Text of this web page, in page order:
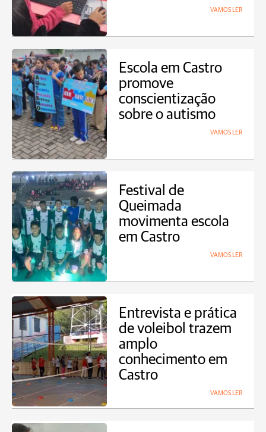
VAMOS LER
Escola em Castro
promove
conscientização
sobre o autismo
VAMOS LER
Festival de
Queimada
movimenta escola
em Castro
VAMOS LER
Entrevista e prática
de voleibol trazem
amplo
conhecimento em
Castro
VAMOS LER